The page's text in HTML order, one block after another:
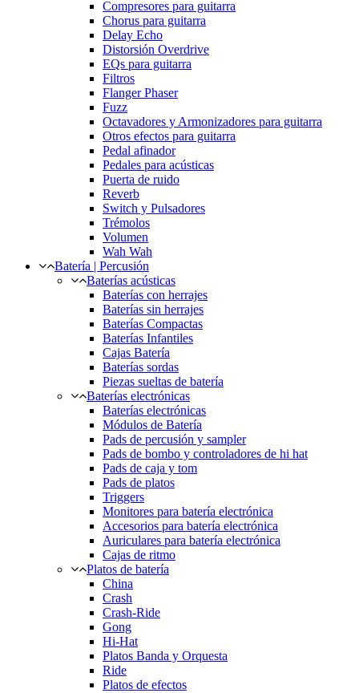
Compresores para guitarra
Chorus para guitarra
Delay Echo
Distorsión Overdrive
EQs para guitarra
Filtros
Flanger Phaser
Fuzz
Octavadores y Armonizadores para guitarra
Otros efectos para guitarra
Pedal afinador
Pedales para acústicas
Puerta de ruido
Reverb
Switch y Pulsadores
Trémolos
Volumen
Wah Wah
Batería | Percusión
Baterías acústicas
Baterías con herrajes
Baterías sin herrajes
Baterías Compactas
Baterías Infantiles
Cajas Batería
Baterías sordas
Piezas sueltas de batería
Baterías electrónicas
Baterías electrónicas
Módulos de Batería
Pads de percusión y sampler
Pads de bombo y controladores de hi hat
Pads de caja y tom
Pads de platos
Triggers
Monitores para batería electrónica
Accesorios para batería electrónica
Auriculares para batería electrónica
Cajas de ritmo
Platos de batería
China
Crash
Crash-Ride
Gong
Hi-Hat
Platos Banda y Orquesta
Ride
Platos de efectos